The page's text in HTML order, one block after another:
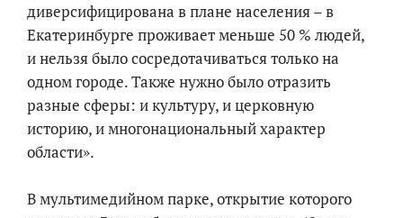
диверсифицирована в плане населения – в
Екатеринбурге проживает меньше 50 % людей,
и нельзя было сосредотачиваться только на
одном городе. Также нужно было отразить
разные сферы: и культуру, и церковную
историю, и многонациональный характер
области».
В мультимедийном парке, открытие которого